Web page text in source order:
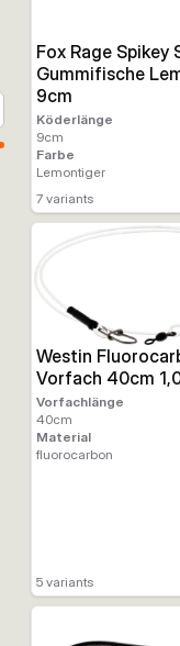
Fox Rage Spikey
Gummifische
9cm
Köderlänge
9cm
Farbe
Lemontiger
7 variants
Westin
Vorfach 40cm
Vorfachlänge
40cm
Material
fluorocarbon
5 variants